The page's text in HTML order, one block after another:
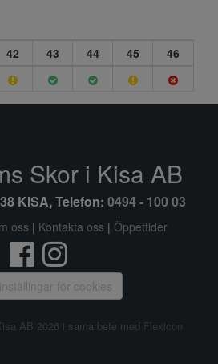
42 43 44 45
46
Skor i Kisa AB
KISA, Telefon: 0494 - 100 03
oss | Kontakta oss | Öppettider
för cookies
AB 2026 i samarbete med Flexicon